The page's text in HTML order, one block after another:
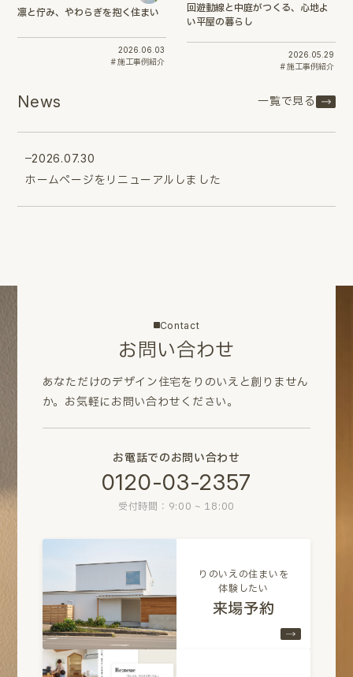
凛と佇み、やわらぎを抱く住まい
2026.06.03
施工事例紹介
回遊動線と中庭がつくる、心地よ
い平屋の暮らし
2026.05.29
施工事例紹介
News 一覧で見る
2026.07.30
ホームページをリニューアルしました
Contact
お問い合わせ
あなただけのデザイン住宅をりのいえと創りません
か。 お気軽にお問い合わせください。
お電話でのお問い合わせ
0120-03-2357
受付時間：9:00 ~ 18:00
りのいえの住まいを
体験したい
来場予約